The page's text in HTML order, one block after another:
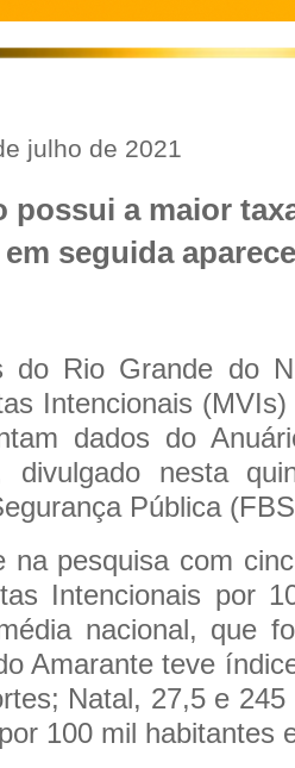
julho de 2021
possui a maior
seguida
do Rio Grande do
Intencionais
dados do
divulgado nesta
Pública
na pesquisa com
Intencionais por
nacional, que
Amarante teve
Natal, 27,5 e
100 mil habitantes